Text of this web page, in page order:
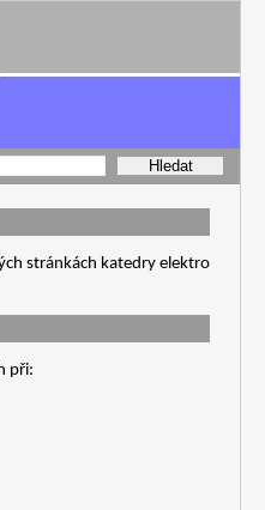
stránkách katedry elektro
při: